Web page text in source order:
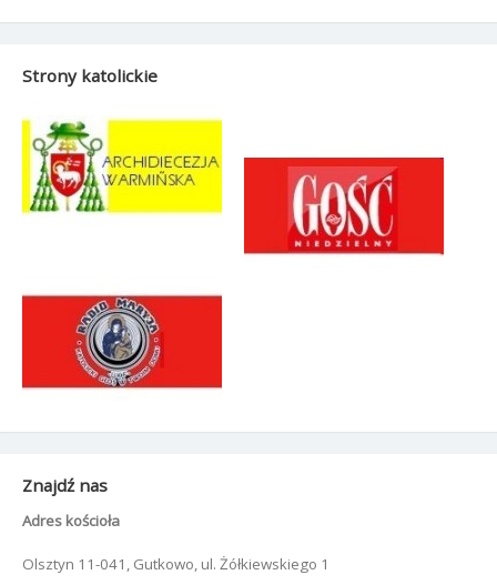
Strony katolickie
Znajdź nas
Adres kościoła
Olsztyn 11-041, Gutkowo, ul. Żółkiewskiego 1